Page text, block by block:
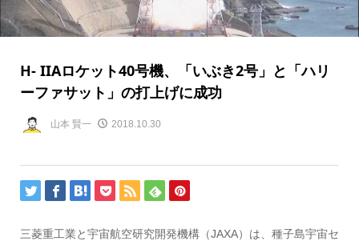
H- IIAロケット40号機、「いぶき2号」と「ハリ
ーファサット」の打上げに成功
山本 賢一 2018.10.30
三菱重工業と宇宙航空研究開発機構（JAXA）は、種子島宇宙セ